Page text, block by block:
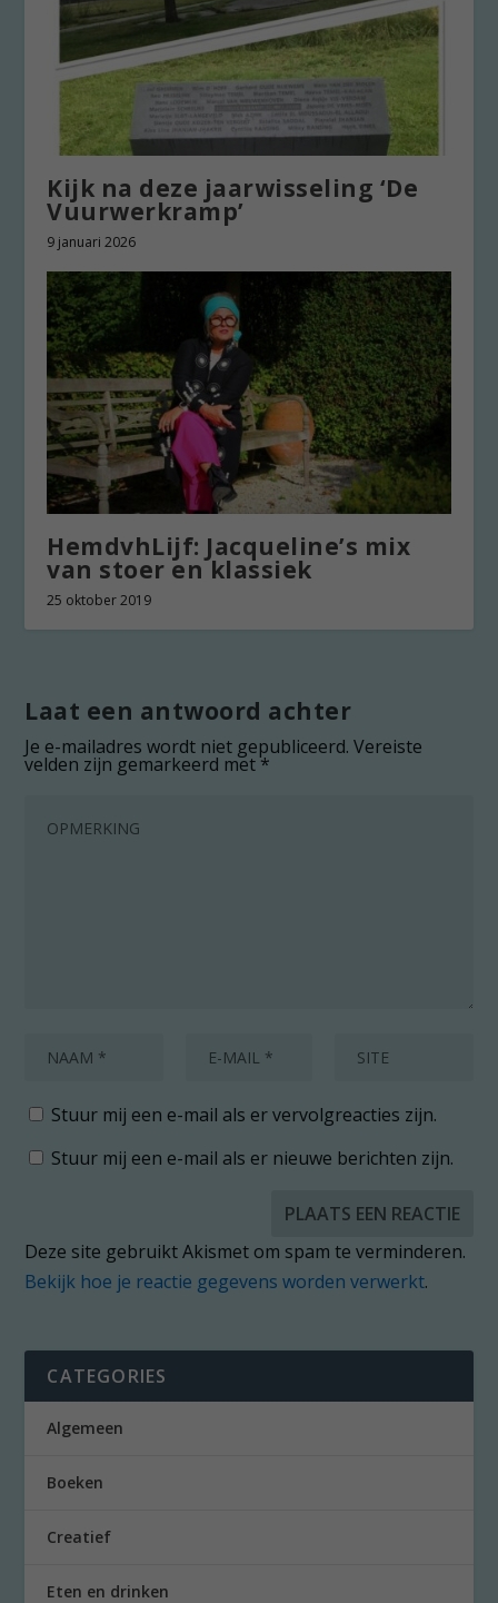
Kijk na deze jaarwisseling ‘De
Vuurwerkramp’
9 januari 2026
HemdvhLijf: Jacqueline’s mix
van stoer en klassiek
25 oktober 2019
Laat een antwoord achter
Je e-mailadres wordt niet gepubliceerd. Vereiste
velden zijn gemarkeerd met*
Stuur mij een e-mail als er vervolgreacties zijn.
Stuur mij een e-mail als er nieuwe berichten zijn.
Deze site gebruikt Akismet om spam te verminderen.
Bekijk hoe je reactie gegevens worden verwerkt.
CATEGORIES
Algemeen
Boeken
Creatief
Eten en drinken